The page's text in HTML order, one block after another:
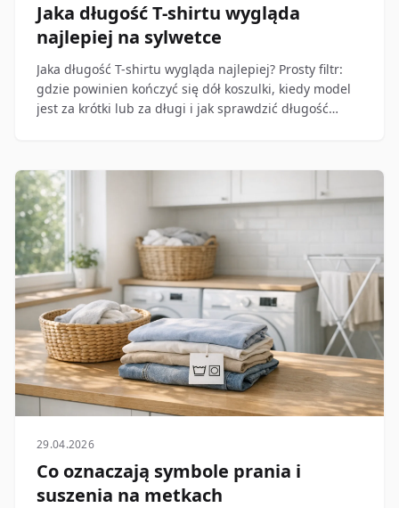
Jaka długość T-shirtu wygląda
najlepiej na sylwetce
Jaka długość T-shirtu wygląda najlepiej? Prosty filtr:
gdzie powinien kończyć się dół koszulki, kiedy model
jest za krótki lub za długi i jak sprawdzić długość
29.04.2026
Co oznaczają symbole prania i
suszenia na metkach